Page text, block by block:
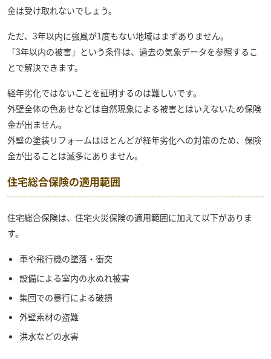
金は受け取れないでしょう。
ただ、3年以内に強風が1度もない地域はまずありません。
「3年以内の被害」という条件は、過去の気象データを参照するこ
とで解決できます。
経年劣化ではないことを証明するのは難しいです。
外壁全体の色あせなどは自然現象による被害とはいえないため保険
金が出ません。
外壁の塗装リフォームはほとんどが経年劣化への対策のため、保険
金が出ることは滅多にありません。
住宅総合保険の適用範囲
住宅総合保険は、住宅火災保険の適用範囲に加えて以下がありま
す。
車や飛行機の墜落・衝突
設備による室内の水ぬれ被害
集団での暴行による破損
外壁素材の盗難
洪水などの水害